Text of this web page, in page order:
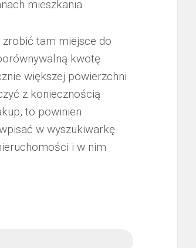
mieszkania.
tam miejsce do
kwotę
większej powierzchni
z koniecznością
to powinien
w wyszukiwarkę
i w nim